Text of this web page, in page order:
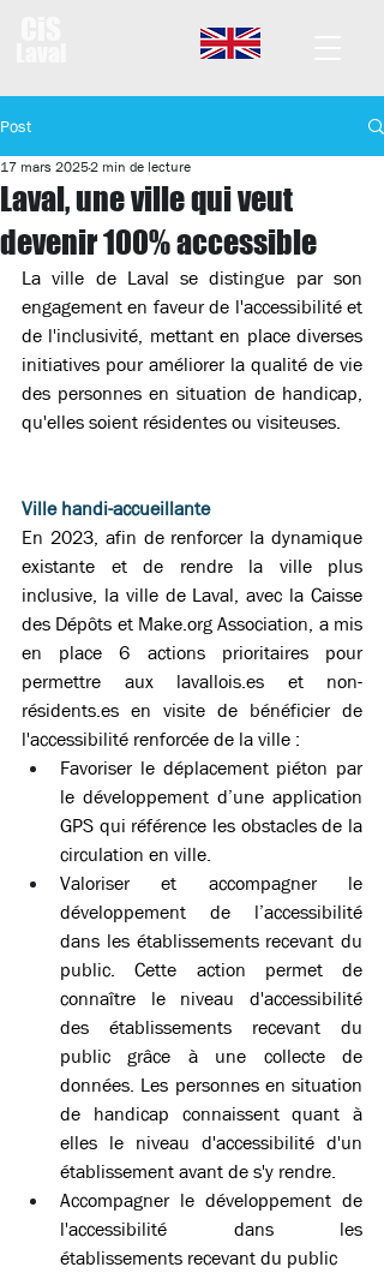
Post
Laval, une ville qui veut
devenir 100% accessible
17 mars 20252 min de lecture
La ville de Laval se distingue par son
engagement en faveur de l'accessibilité et
de l'inclusivité, mettant en place diverses
initiatives pour améliorer la qualité de vie
des personnes en situation de handicap,
qu'elles soient résidentes ou visiteuses.
Ville handi-accueillante
En 2023, afin de renforcer la dynamique
existante et de rendre la ville plus
inclusive, la ville de Laval, avec la Caisse
des Dépôts et Make.org Association, a mis
en place 6 actions prioritaires pour
permettre aux lavallois.es et non-
résidents.es en visite de bénéficier de
l'accessibilité renforcée de la ville :
Favoriser le déplacement piéton par
le développement d’une application
GPS qui référence les obstacles de la
circulation en ville.
Valoriser et accompagner le
développement de l’accessibilité
dans les établissements recevant du
public. Cette action permet de
connaître le niveau d'accessibilité
des établissements recevant du
public grâce à une collecte de
données. Les personnes en situation
de handicap connaissent quant à
elles le niveau d'accessibilité d'un
établissement avant de s'y rendre.
Accompagner le développement de
l'accessibilité dans les
établissements recevant du public